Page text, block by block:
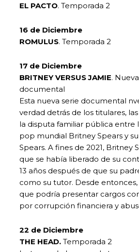
EL PACTO. Temporada 2
16 de Diciembre
ROMULUS. Temporada 2
17 de Diciembre
BRITNEY VERSUS JAMIE.
documental
Esta nueva serie documental
verdad detrás de los titulares,
la disputa familiar pública entre
pop mundial Britney Spears y
Spears. A fines de 2021, Britney
que se había liberado de su
13 años después de que su
como su tutor. Desde
que podría presentar cargos
por corrupción financiera y
22 de Diciembre
THE HEAD. Temporada 2